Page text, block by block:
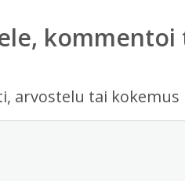
arvostelu tai kokemus